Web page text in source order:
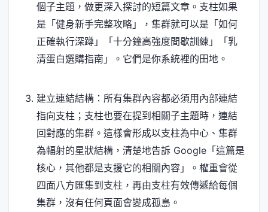
個子主題，做更深入探討的短篇文章。支柱如果
是「健身新手完整攻略」，集群就可以是「如何
正確執行深蹲」「十分鐘高強度間歇訓練」「乳
清蛋白選購指南」。它們是你系統裡的田地。
建立連結結構：所有集群內容都必須用內部連結
指向支柱；支柱也要在提到相關子主題時，連結
回對應的集群。這樣會形成以支柱為中心、集群
為輻射的星狀結構，清楚地告訴 Google「這篇是
核心，其他都是支援它的相關內容」。權重會從
四面八方匯集到支柱，再由支柱有效傳遞給每個
集群，沒有任何頁面會變成孤島。